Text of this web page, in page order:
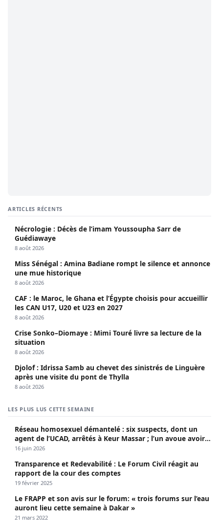
ARTICLES RÉCENTS
Nécrologie : Décès de l’imam Youssoupha Sarr de
Guédiawaye
8 août 2026
Miss Sénégal : Amina Badiane rompt le silence et annonce
une mue historique
8 août 2026
CAF : le Maroc, le Ghana et l’Égypte choisis pour accueillir
les CAN U17, U20 et U23 en 2027
8 août 2026
Crise Sonko–Diomaye : Mimi Touré livre sa lecture de la
situation
8 août 2026
Djolof : Idrissa Samb au chevet des sinistrés de Linguère
après une visite du pont de Thylla
8 août 2026
LES PLUS LUS CETTE SEMAINE
Réseau homosexuel démantelé : six suspects, dont un
agent de l’UCAD, arrêtés à Keur Massar ; l’un avoue avoir
propagé le VIH depuis 2018
16 juin 2026
Transparence et Redevabilité : Le Forum Civil réagit au
rapport de la cour des comptes
19 février 2025
Le FRAPP et son avis sur le forum: « trois forums sur l’eau
auront lieu cette semaine à Dakar »
21 mars 2022